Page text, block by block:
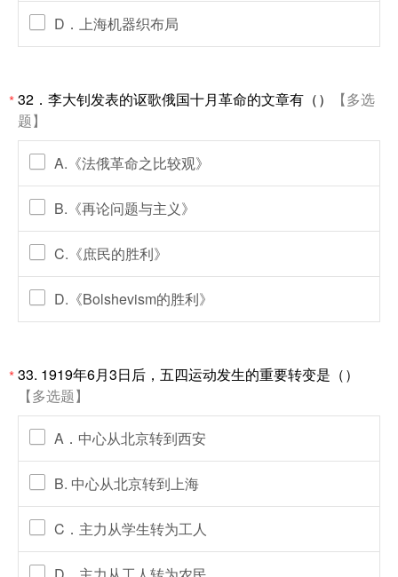
D．上海机器织布局
*32．李大钊发表的讴歌俄国十月革命的文章有（）
【多选
题】
A.《法俄革命之比较观》
B.《再论问题与主义》
C.《庶民的胜利》
D.《Bolshevism的胜利》
*33. 1919年6月3日后，五四运动发生的重要转变是（）
【多选题】
A．中心从北京转到西安
B. 中心从北京转到上海
C．主力从学生转为工人